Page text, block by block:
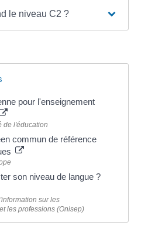
le niveau C2 ?
pour l'enseignement
de l'éducation
commun de référence
son niveau de langue ?
sur les
les professions (Onisep)